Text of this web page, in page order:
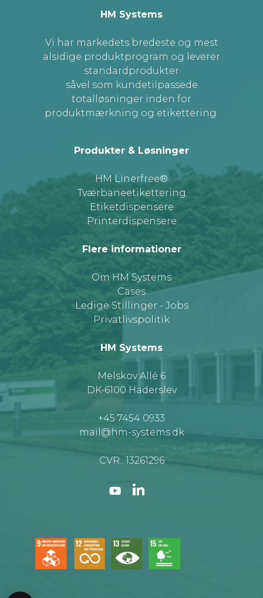
HM Systems
Vi har markedets bredeste og mest
alsidige produktprogram og leverer
standardprodukter
såvel som kundetilpassede
totalløsninger inden for
produktmærkning og etikettering.
Produkter & Løsninger
HM Linerfree®
Tværbaneetikettering
Etiketdispensere
Printerdispensere
Flere informationer
Om HM Systems
Cases
Ledige Stillinger - Jobs
Privatlivspolitik
HM Systems
Melskov Allé 6
DK-6100 Haderslev
+45 7454 0933
mail@hm-systems.dk
CVR.: 13261296